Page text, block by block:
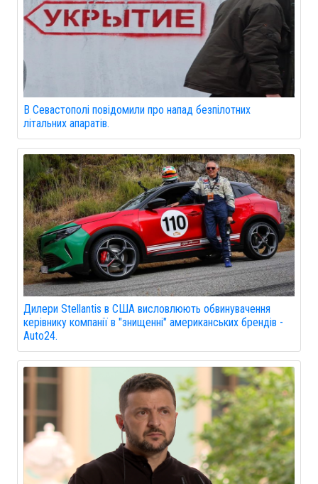
В Севастополі повідомили про напад безпілотних
літальних апаратів.
Дилери Stellantis в США висловлюють обвинувачення
керівнику компанії в "знищенні" американських брендів -
Auto24.